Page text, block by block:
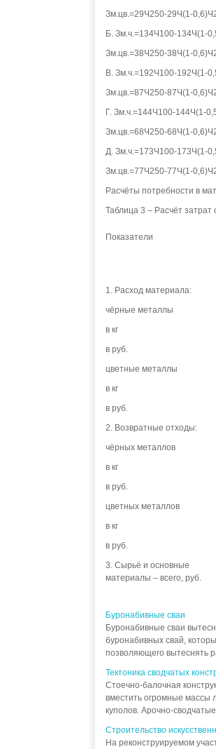
Зм.цв.=29Ч250-29Ч(1-
Б. Зм.ч.=134Ч100-134Ч(1-
Зм.цв.=38Ч250-38Ч(1-
В. Зм.ч.=192Ч100-192Ч(1-
Зм.цв.=87Ч250-87Ч(1-
Г. Зм.ч.=144Ч100-144Ч(1-
Зм.цв.=68Ч250-68Ч(1-
Д. Зм.ч.=173Ч100-173Ч(1-
Зм.цв.=77Ч250-77Ч(1-
Расчёты потребности в
Таблица 3 – Расчёт
Показатели
1. Расход материала:
чёрные металлы
в кг
в руб.
цветные металлы
в кг
в руб.
2. Возвратные отходы:
чёрных металлов
в кг
в руб.
цветных металлов
в кг
в руб.
3. Сырьё и основные
материалы – всего, руб.
Буронабивные сваи
Буронабивные сваи
буронабивных свай,
позволяющего вытеснять
Тектоника сводчатых
Стоечно-балочная
вместить огромные массы
куполов. Арочно-
Строительство
На реконструируемом